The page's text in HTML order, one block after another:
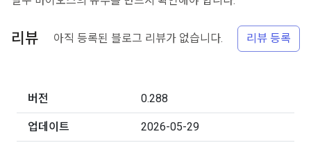
리뷰 아직 등록된 블로그 리뷰가 없습니다. 리뷰 등록
버전 0.288
업데이트 2026-05-29